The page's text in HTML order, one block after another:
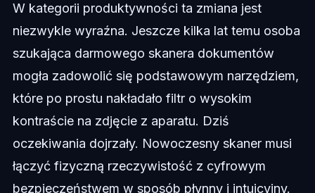
W kategorii produktywności ta zmiana jest
niezwykle wyraźna. Jeszcze kilka lat temu osoba
szukająca darmowego skanera dokumentów
mogła zadowolić się podstawowym narzędziem,
które po prostu nakładało filtr o wysokim
kontraście na zdjęcie z aparatu. Dziś
oczekiwania dojrzały. Nowoczesny skaner musi
łączyć fizyczną rzeczywistość z cyfrowym
bezpieczeństwem w sposób płynny i intuicyjny.